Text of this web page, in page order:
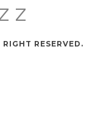
RESERVED.